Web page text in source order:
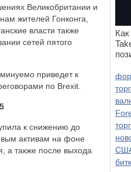
Великобритании и
жителей Гонконга,
власти также
сетей пятого
приведет к
по Brexit.
к снижению до
активам на фоне
а также после выхода